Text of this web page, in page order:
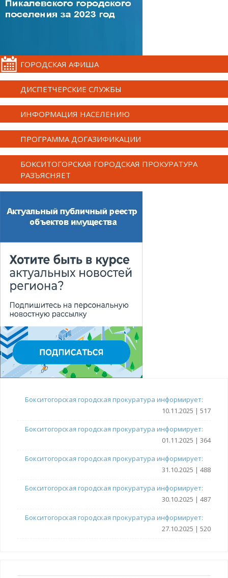
ГОРОДСКАЯ АФИША
ДИСПЕТЧЕРСКИЕ СЛУЖБЫ
ИНФОРМАЦИЯ НАСЕЛЕНИЮ
ПРОГРАММА ДОГАЗИФИКАЦИИ
БОКСИТОГОРСКАЯ ГОРОДСКАЯ ПРОКУРАТУРА
РАЗЪЯСНЯЕТ
Бокситогорская городская прокуратура информирует:
10.11.2025 | 517
Бокситогорская городская прокуратура информирует:
01.11.2025 | 364
Бокситогорская городская прокуратура информирует:
31.10.2025 | 488
Бокситогорская городская прокуратура информирует:
30.10.2025 | 487
Бокситогорская городская прокуратура информирует:
27.10.2025 | 520